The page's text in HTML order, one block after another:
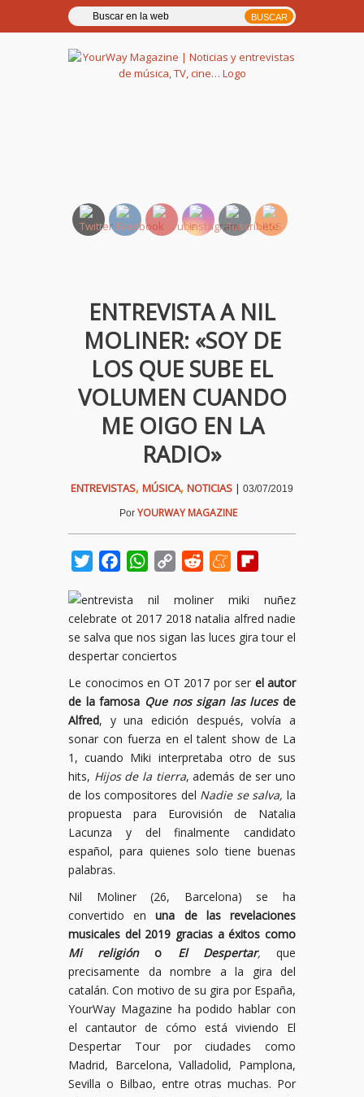
ENTREVISTA A NIL
MOLINER: «SOY DE
LOS QUE SUBE EL
VOLUMEN CUANDO
ME OIGO EN LA
RADIO»
ENTREVISTAS, MÚSICA, NOTICIAS | 03/07/2019
Por YOURWAY MAGAZINE
TwitterFacebookWhatsApp
Copy
Reddit Meneame
Le conocimos en OT 2017 por ser el autor
de la famosa Que nos sigan las luces de
Alfred, y una edición después, volvía a
sonar con fuerza en el talent show de La
1, cuando Miki interpretaba otro de sus
hits, Hijos de la tierra, además de ser uno
de los compositores del Nadie se salva,la
propuesta para Eurovisión de Natalia
Lacunza y del finalmente candidato
español, para quienes solo tiene buenas
palabras.
Nil Moliner (26, Barcelona) se ha
convertido enuna de las revelaciones
musicales del 2019 gracias a éxitos como
Mi religióno El Despertar,que
precisamente da nombre a la gira del
catalán. Con motivo de su gira por España,
YourWay Magazine ha podido hablar con
el cantautor de cómo está viviendo El
Despertar Tour por ciudades como
Madrid, Barcelona, Valladolid, Pamplona,
Sevilla o Bilbao, entre otras muchas. Por